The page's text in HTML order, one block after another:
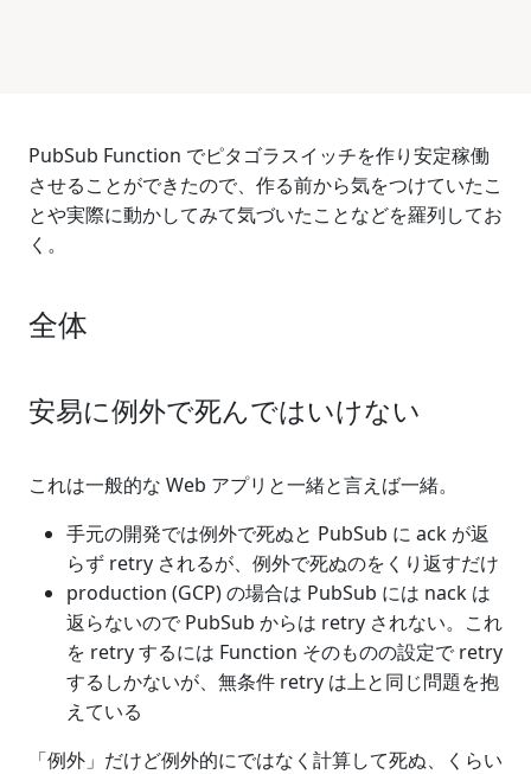
PubSub Function でピタゴラスイッチを作り安定稼働
させることができたので、作る前から気をつけていたこ
とや実際に動かしてみて気づいたことなどを羅列してお
く。
全体
安易に例外で死んではいけない
これは一般的な Web アプリと一緒と言えば一緒。
手元の開発では例外で死ぬと PubSub に ack が返
らず retry されるが、例外で死ぬのをくり返すだけ
production (GCP) の場合は PubSub には nack は
返らないので PubSub からは retry されない。これ
を retry するには Function そのものの設定で retry
するしかないが、無条件 retry は上と同じ問題を抱
えている
「例外」だけど例外的にではなく計算して死ぬ、くらい